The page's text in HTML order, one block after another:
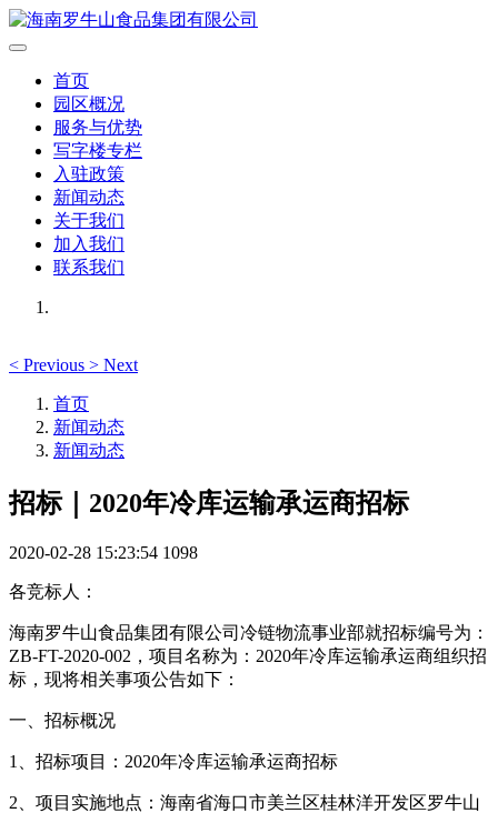
首页
园区概况
服务与优势
写字楼专栏
入驻政策
新闻动态
关于我们
加入我们
联系我们
< Previous > Next
首页
新闻动态
新闻动态
招标｜2020年冷库运输承运商招标
2020-02-28 15:23:54 1098
各竞标人：
海南罗牛山食品集团有限公司冷链物流事业部就招标编号为：
ZB-FT-2020-002，项目名称为：2020年冷库运输承运商组织招
标，现将相关事项公告如下：
一、招标概况
1、招标项目：2020年冷库运输承运商招标
2、项目实施地点：海南省海口市美兰区桂林洋开发区罗牛山